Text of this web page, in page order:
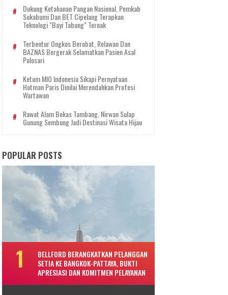
Dukung Ketahanan Pangan Nasional, Pemkab
Sukabumi Dan BET Cipelang Terapkan
Teknologi "Bayi Tabung" Ternak
Terbentur Ongkos Berobat, Relawan Dan
BAZNAS Bergerak Selamatkan Pasien Asal
Pulosari
Ketum MIO Indonesia Sikapi Pernyataan
Hotman Paris Dinilai Merendahkan Profesi
Wartawan
Rawat Alam Bekas Tambang, Nirwan Sulap
Gunung Sembung Jadi Destinasi Wisata Hijau
POPULAR POSTS
BELLFORD BERANGKATKAN PELANGGAN
SETIA KE BANGKOK-PATTAYA, BUKTI
APRESIASI DAN KOMITMEN PELAYANAN